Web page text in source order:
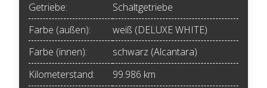
Getriebe:
Schaltgetriebe
Farbe (außen):
weiß (DELUXE WHITE)
Farbe (innen):
schwarz (Alcantara)
Kilometerstand:
99.986 km